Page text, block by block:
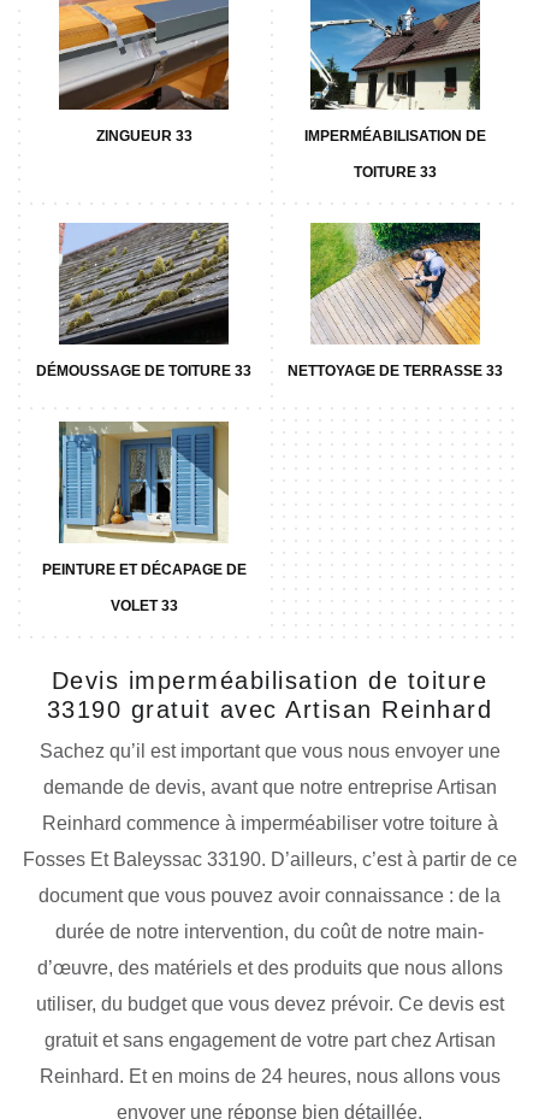
ZINGUEUR 33 IMPERMÉABILISATION DE
TOITURE 33
DÉMOUSSAGE DE TOITURE 33 NETTOYAGE DE TERRASSE 33
PEINTURE ET DÉCAPAGE DE
VOLET 33
Devis imperméabilisation de toiture
33190 gratuit avec Artisan Reinhard
Sachez qu’il est important que vous nous envoyer une
demande de devis, avant que notre entreprise Artisan
Reinhard commence à imperméabiliser votre toiture à
Fosses Et Baleyssac 33190. D’ailleurs, c’est à partir de ce
document que vous pouvez avoir connaissance : de la
durée de notre intervention, du coût de notre main-
d’œuvre, des matériels et des produits que nous allons
utiliser, du budget que vous devez prévoir. Ce devis est
gratuit et sans engagement de votre part chez Artisan
Reinhard. Et en moins de 24 heures, nous allons vous
envoyer une réponse bien détaillée.